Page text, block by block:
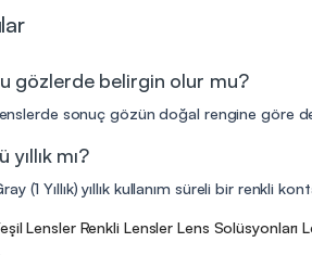
gözlerde belirgin olur mu?
sonuç gözün doğal rengine göre
mı?
(1 Yıllık) yıllık kullanım süreli bir renkli
Lensler Renkli Lensler Lens Solüsyonları